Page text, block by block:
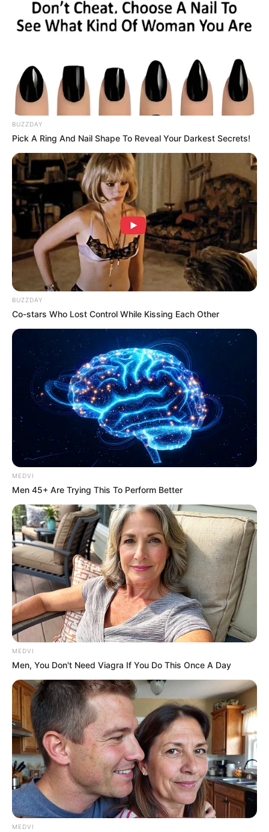
เนื้อหาที่ได้รับการโปรโมต
Why this ordinary drink is the secret to feeling your
best every day
CTA FAVORITE
Bollywood’s Boldest Dance Scenes Still Trending
BRAINBERRIES
15 Things You Do Everyday That The Bible Forbids:
Are You Guilty?
BRAINBERRIES
Her Story Isn't What You Think—You''ll Be Surprised
BRAINBERRIES
BUZZDAY
Pick A Ring And Nail Shape To Reveal Your Darkest Secrets!
BUZZDAY
Co-stars Who Lost Control While Kissing Each Other
MEDVI
Men 45+ Are Trying This To Perform Better
MEDVI
Men, You Don't Need Viagra If You Do This Once A Day
MEDVI